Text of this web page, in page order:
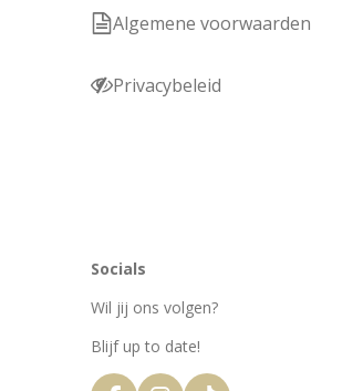
Algemene voorwaarden
Privacybeleid
Socials
Wil jij ons volgen?
Blijf up to date!